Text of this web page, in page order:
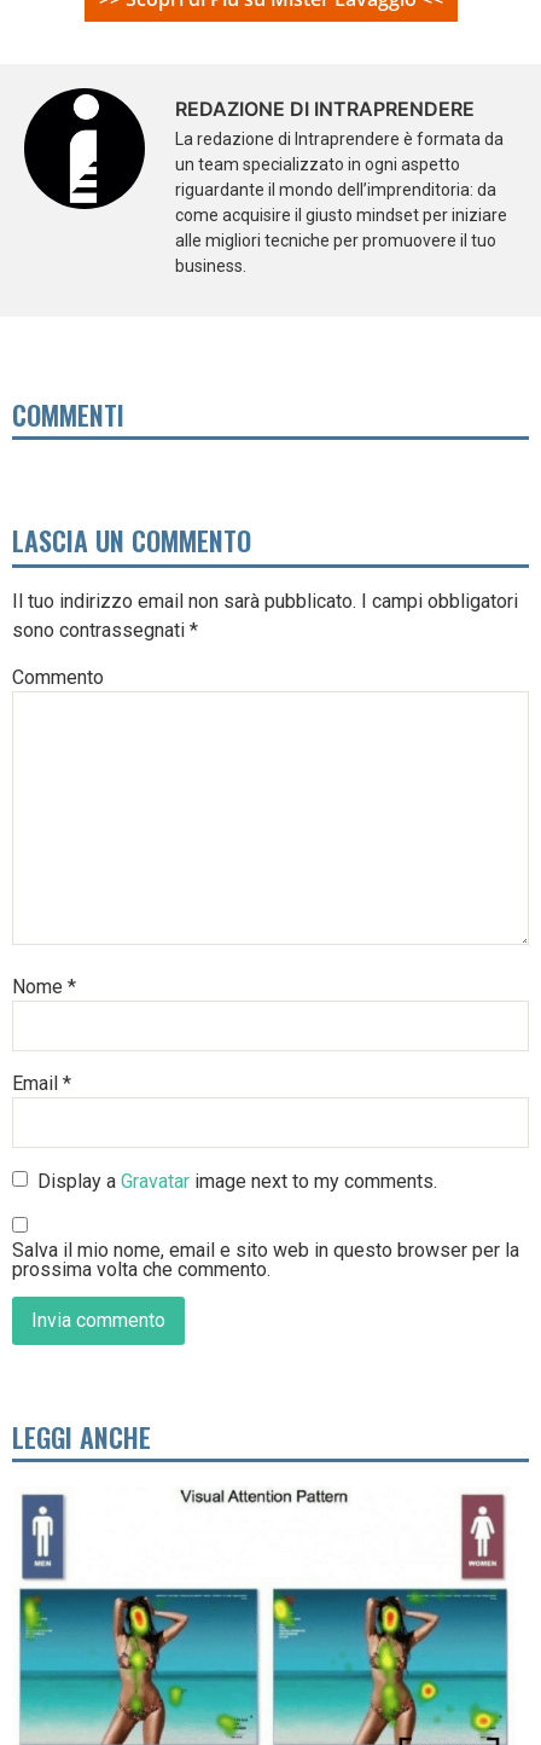
REDAZIONE DI INTRAPRENDERE
La redazione di Intraprendere è formata da
un team specializzato in ogni aspetto
riguardante il mondo dell’imprenditoria: da
come acquisire il giusto mindset per iniziare
alle migliori tecniche per promuovere il tuo
business.
COMMENTI
LASCIA UN COMMENTO
Il tuo indirizzo email non sarà pubblicato. I campi obbligatori
sono contrassegnati *
Commento
Nome *
Email *
Display aGravatar image next to my comments.
Salva il mio nome, email e sito web in questo browser per la
prossima volta che commento.
LEGGI ANCHE